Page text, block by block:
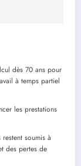
dès 70 ans pour
à temps partiel
les prestations
soumis à
des pertes de